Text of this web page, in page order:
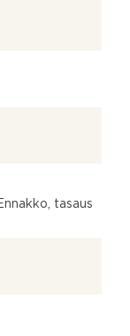
tasaus